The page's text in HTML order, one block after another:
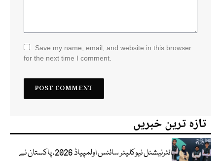
Save my name, email, and website in this browser
for the next time I comment.
تازہ ترین خبریں
انٹرنیشنل نیوکلیئر سائنس اولمپیاڈ 2026، پاکستان نے